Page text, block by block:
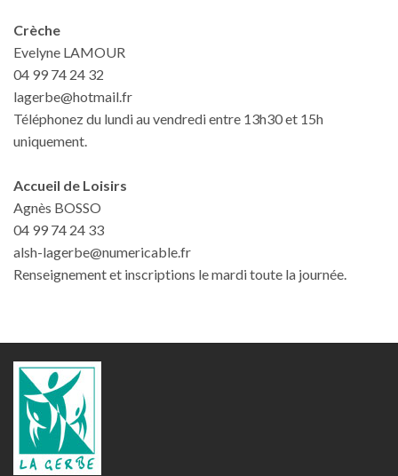
Crèche
Evelyne LAMOUR
04 99 74 24 32
lagerbe@hotmail.fr
Téléphonez du lundi au vendredi entre 13h30 et 15h
uniquement.
Accueil de Loisirs
Agnès BOSSO
04 99 74 24 33
alsh-lagerbe@numericable.fr
Renseignement et inscriptions le mardi toute la journée.